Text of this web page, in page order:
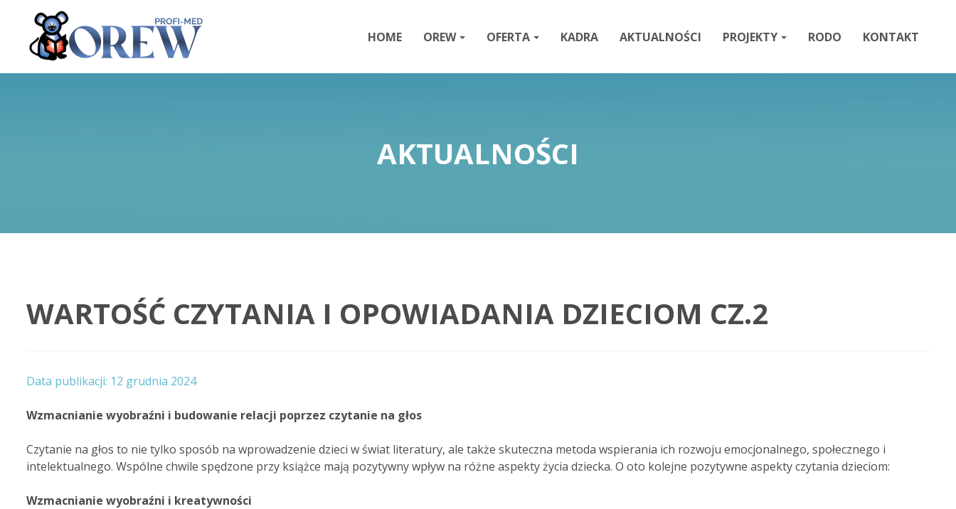
HOME OREW OFERTA KADRA AKTUALNOŚCI PROJEKTY RODO KONTAKT
AKTUALNOŚCI
WARTOŚĆ CZYTANIA I OPOWIADANIA DZIECIOM CZ.2
12 grudnia 2024
Wzmacnianie wyobraźni i budowanie relacji poprzez czytanie na głos
Czytanie na głos to nie tylko sposób na wprowadzenie dzieci w świat literatury, ale także skuteczna metoda wspierania ich rozwoju emocjonalnego, społecznego i
intelektualnego. Wspólne chwile spędzone przy książce mają pozytywny wpływ na różne aspekty życia dziecka. O oto kolejne pozytywne aspekty czytania dzieciom:
Wzmacnianie wyobraźni i kreatywności